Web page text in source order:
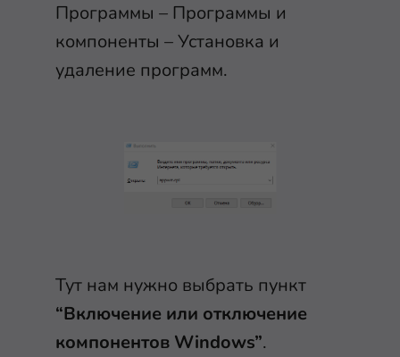
Программы – Программы и
компоненты – Установка и
удаление программ.
Тут нам нужно выбрать пункт
“Включение или отключение
компонентов Windows”.